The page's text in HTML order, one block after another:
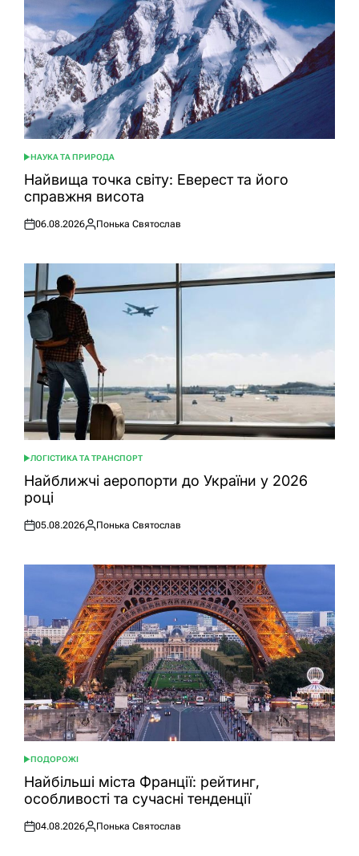
ОПУБЛІКУВАТИ
У
НАУКА ТА ПРИРОДА
Найвища точка світу: Еверест та його
справжня висота
Оприлюднено
06.08.2026
Опубліковано
Понька Святослав
ОПУБЛІКУВАТИ
У
ЛОГІСТИКА ТА ТРАНСПОРТ
Найближчі аеропорти до України у 2026
році
Оприлюднено
05.08.2026
Опубліковано
Понька Святослав
ОПУБЛІКУВАТИ
У
ПОДОРОЖІ
Найбільші міста Франції: рейтинг,
особливості та сучасні тенденції
Оприлюднено
04.08.2026
Опубліковано
Понька Святослав